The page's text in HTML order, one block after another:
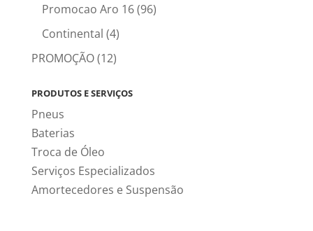
Promocao Aro 16(96)
Continental (4)
PROMOÇÃO(12)
PRODUTOS E SERVIÇOS
Pneus
Baterias
Troca de Óleo
Serviços Especializados
Amortecedores e Suspensão